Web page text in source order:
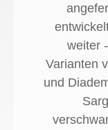
weiter
Varianten
und